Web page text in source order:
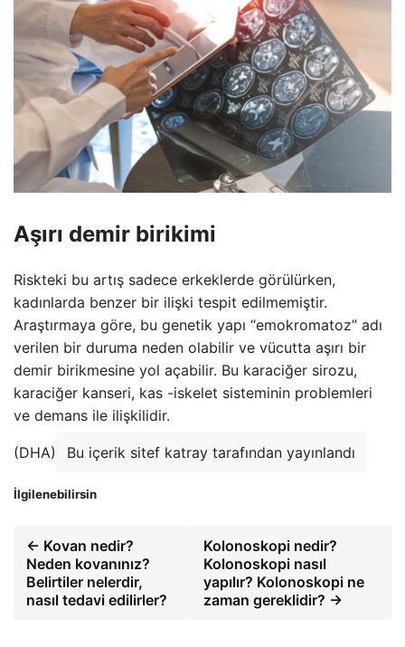
Aşırı demir birikimi
Riskteki bu artış sadece erkeklerde görülürken,
kadınlarda benzer bir ilişki tespit edilmemiştir.
Araştırmaya göre, bu genetik yapı “emokromatoz” adı
verilen bir duruma neden olabilir ve vücutta aşırı bir
demir birikmesine yol açabilir. Bu karaciğer sirozu,
karaciğer kanseri, kas -iskelet sisteminin problemleri
ve demans ile ilişkilidir.
(DHA) Bu içerik sitef katray tarafından yayınlandı
İlgilenebilirsin
← Kovan nedir?
Neden kovanınız?
Belirtiler nelerdir,
nasıl tedavi edilirler?
Kolonoskopi nedir?
Kolonoskopi nasıl
yapılır? Kolonoskopi ne
zaman gereklidir? →